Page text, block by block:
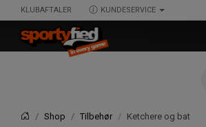
KLUBAFTALER KUNDESERVICE
ForsideShop Tilbehør Ketchere og bat